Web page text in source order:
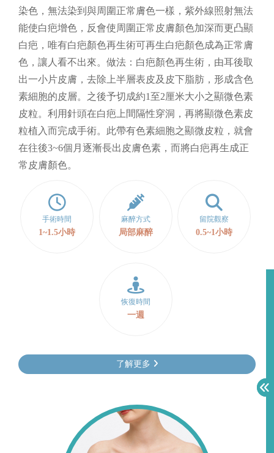
染色，無法染到與周圍正常膚色一樣，紫外線照射無法
能使白疤增色，反會使周圍正常皮膚顏色加深而更凸顯
白疤，唯有白疤顏色再生術可再生白疤顏色成為正常膚
色，讓人看不出來。做法：白疤顏色再生術，由耳後取
出一小片皮膚，去除上半層表皮及皮下脂肪，形成含色
素細胞的皮層。之後予切成約1至2厘米大小之顯微色素
皮粒。利用針頭在白疤上間隔性穿洞，再將顯微色素皮
粒植入而完成手術。此帶有色素細胞之顯微皮粒，就會
在往後3~6個月逐漸長出皮膚色素，而將白疤再生成正
常皮膚顏色。
手術時間
1~1.5小時
麻醉方式
局部麻醉
留院觀察
0.5~1小時
恢復時間
一週
了解更多